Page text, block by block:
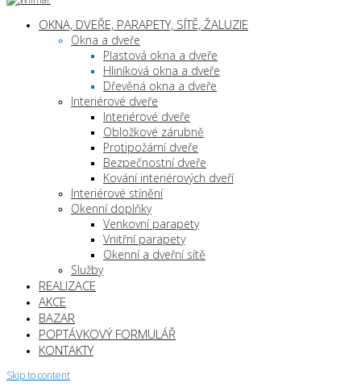
OKNA, DVEŘE, PARAPETY, SÍTĚ, ŽALUZIE
Okna a dveře
Plastová okna a dveře
Hliníková okna a dveře
Dřevěná okna a dveře
Interiérové dveře
Interiérové dveře
Obložkové zárubně
Protipožární dveře
Bezpečnostní dveře
Kování interiérových dveří
Interiérové stínění
Okenní doplňky
Venkovní parapety
Vnitřní parapety
Okenní a dveřní sítě
Služby
REALIZACE
AKCE
BAZAR
POPTÁVKOVÝ FORMULÁŘ
KONTAKTY
Skip to content